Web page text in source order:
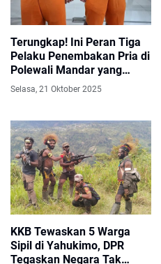
Terungkap! Ini Peran Tiga
Pelaku Penembakan Pria di
Polewali Mandar yang
Tewas di Dalam Mobil
Selasa, 21 Oktober 2025
KKB Tewaskan 5 Warga
Sipil di Yahukimo, DPR
Tegaskan Negara Tak